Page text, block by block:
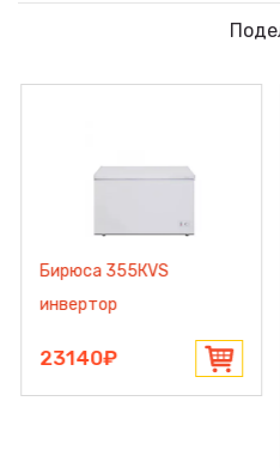
Бирюса 355КVS
инвертор
23140₽